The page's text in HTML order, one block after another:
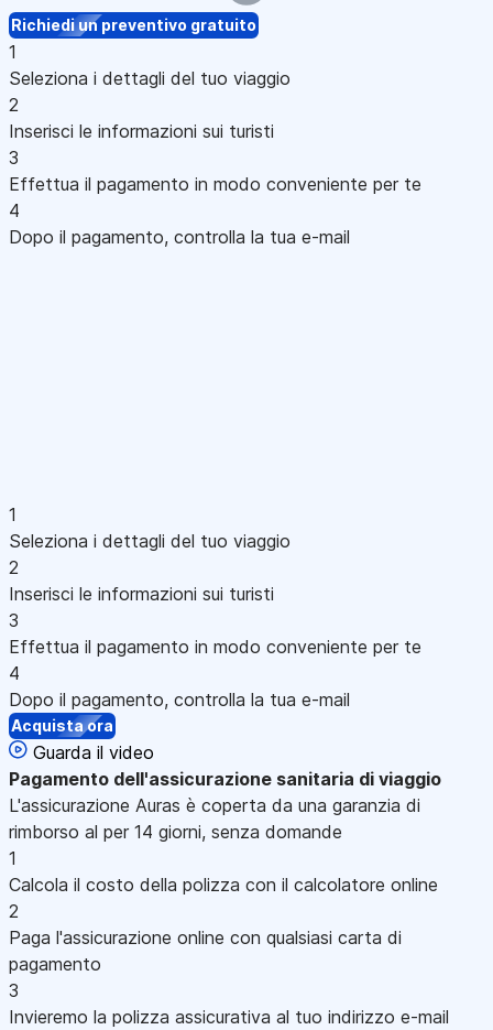
Richiedi un preventivo gratuito
1
Seleziona i dettagli del tuo viaggio
2
Inserisci le informazioni sui turisti
3
Effettua il pagamento in modo conveniente per te
4
Dopo il pagamento, controlla la tua e-mail
1
Seleziona i dettagli del tuo viaggio
2
Inserisci le informazioni sui turisti
3
Effettua il pagamento in modo conveniente per te
4
Dopo il pagamento, controlla la tua e-mail
Acquista ora
Guarda il video
Pagamento dell'assicurazione sanitaria di viaggio
L'assicurazione Auras è coperta da una garanzia di
rimborso al per 14 giorni, senza domande
1
Calcola il costo della polizza con il calcolatore online
2
Paga l'assicurazione online con qualsiasi carta di
pagamento
3
Invieremo la polizza assicurativa al tuo indirizzo e-mail